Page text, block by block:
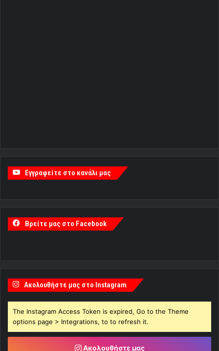
Εγγραφείτε στο κανάλι μας
Βρείτε μας στο Facebook
Ακολουθήστε μας στο Instagram
The Instagram Access Token is expired, Go to the Theme
options page > Integrations, to to refresh it.
Ακολουθήστε μας